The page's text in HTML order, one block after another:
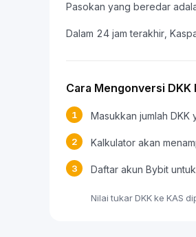
Pasokan yang beredar
Dalam 24 jam terakhir,
Cara Mengonversi DKK
1 Masukkan jumlah
2 Kalkulator akan
3 Daftar akun Bybit
Nilai tukar DKK ke KAS